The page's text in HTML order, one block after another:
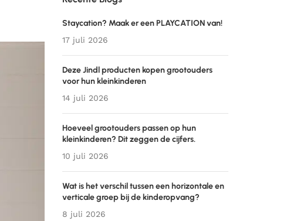
Staycation? Maak er een PLAYCATION van!
17 juli 2026
Deze Jindl producten kopen grootouders
voor hun kleinkinderen
14 juli 2026
Hoeveel grootouders passen op hun
kleinkinderen? Dit zeggen de cijfers.
10 juli 2026
Wat is het verschil tussen een horizontale en
verticale groep bij de kinderopvang?
8 juli 2026